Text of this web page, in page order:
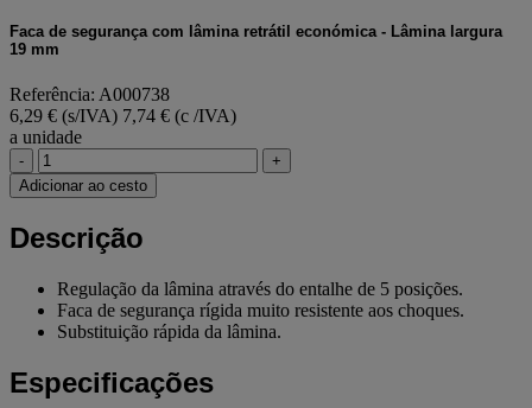
Faca de segurança com lâmina retrátil económica - Lâmina largura
19 mm
Referência: A000738
6,29 € (s/IVA) 7,74 € (c /IVA)
a unidade
-
+
Adicionar ao cesto
Descrição
Regulação da lâmina através do entalhe de 5 posições.
Faca de segurança rígida muito resistente aos choques.
Substituição rápida da lâmina.
Especificações